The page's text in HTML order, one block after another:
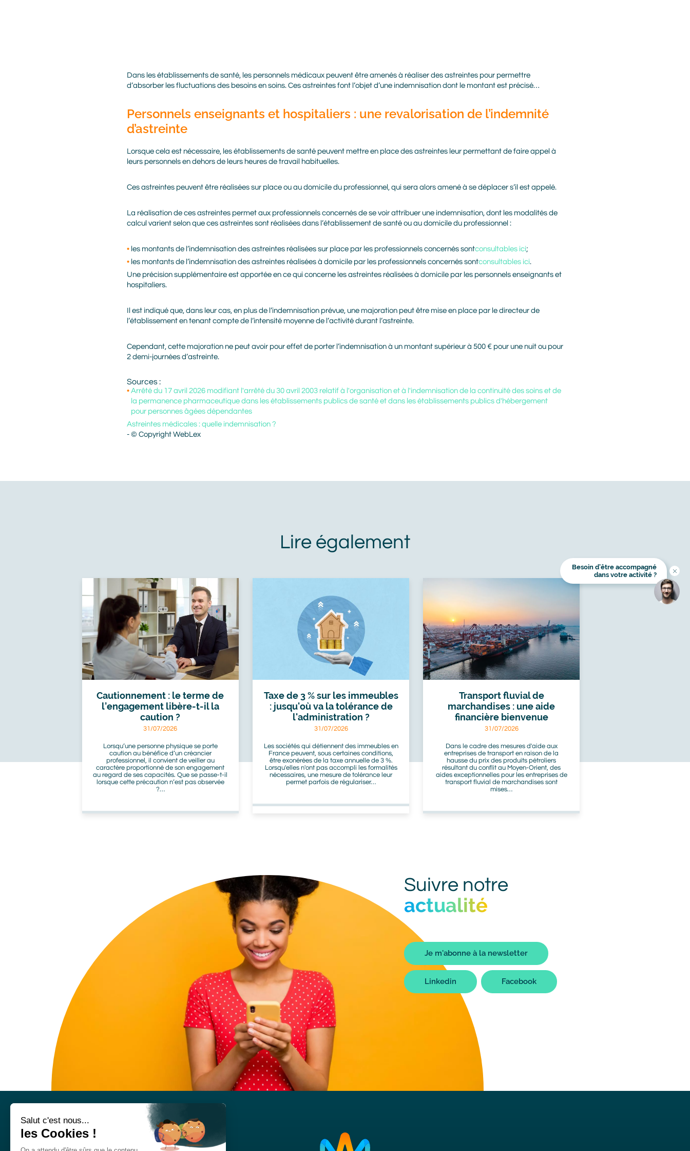
Body
Dans les établissements de santé, les personnels médicaux peuvent être amenés à réaliser des astreintes pour permettre
d’absorber les fluctuations des besoins en soins. Ces astreintes font l’objet d’une indemnisation dont le montant est précisé…
Personnels enseignants et hospitaliers : une revalorisation de l’indemnité
d’astreinte
Lorsque cela est nécessaire, les établissements de santé peuvent mettre en place des astreintes leur permettant de faire appel à
leurs personnels en dehors de leurs heures de travail habituelles.
Ces astreintes peuvent être réalisées sur place ou au domicile du professionnel, qui sera alors amené à se déplacer s’il est appelé.
La réalisation de ces astreintes permet aux professionnels concernés de se voir attribuer une indemnisation, dont les modalités de
calcul varient selon que ces astreintes sont réalisées dans l’établissement de santé ou au domicile du professionnel :
les montants de l’indemnisation des astreintes réalisées sur place par les professionnels concernés sontconsultables ici;
les montants de l’indemnisation des astreintes réalisées à domicile par les professionnels concernés sontconsultables ici.
Une précision supplémentaire est apportée en ce qui concerne les astreintes réalisées à domicile par les personnels enseignants et
hospitaliers.
Il est indiqué que, dans leur cas, en plus de l’indemnisation prévue, une majoration peut être mise en place par le directeur de
l’établissement en tenant compte de l’intensité moyenne de l’activité durant l’astreinte.
Cependant, cette majoration ne peut avoir pour effet de porter l’indemnisation à un montant supérieur à 500 € pour une nuit ou pour
2 demi-journées d’astreinte.
Sources :
Arrêté du 17 avril 2026 modifiant l'arrêté du 30 avril 2003 relatif à l'organisation et à l'indemnisation de la continuité des soins et de
la permanence pharmaceutique dans les établissements publics de santé et dans les établissements publics d'hébergement
pour personnes âgées dépendantes
Astreintes médicales : quelle indemnisation ?
- © Copyright WebLex
aussi
Cautionnement : le terme de
l’engagement libère-t-il la
caution ?
31/07/2026
Lorsqu’une personne physique se porte
caution au bénéfice d’un créancier
professionnel, il convient de veiller au
caractère proportionné de son engagement
au regard de ses capacités. Que se passe-t-il
lorsque cette précaution n’est pas observée
?…
Taxe de 3 % sur les immeubles
: jusqu'où va la tolérance de
l'administration ?
31/07/2026
Les sociétés qui détiennent des immeubles en
France peuvent, sous certaines conditions,
être exonérées de la taxe annuelle de 3 %.
Lorsqu'elles n'ont pas accompli les formalités
nécessaires, une mesure de tolérance leur
permet parfois de régulariser…
Transport fluvial de
marchandises : une aide
financière bienvenue
31/07/2026
Dans le cadre des mesures d'aide aux
entreprises de transport en raison de la
hausse du prix des produits pétroliers
résultant du conflit au Moyen-Orient, des
aides exceptionnelles pour les entreprises de
transport fluvial de marchandises sont
mises…
Titre
bot
Suivre notre
actualité
Liens
bot
Je m'abonne à la newsletter
Linkedin Facebook
Image
Image
Titre
Besoin d’être accompagné
dans votre activité ?
En cliquant sur Valider, vous avez lu
et accepté la Politique de protection
services de Alliance Mozaik qui
Mozaik de cesser toute
communication avec moi à tout
moment. J'accepte de recevoir des
messages personnalisés de
marketing via le courrier
électronique de la part de Alliance